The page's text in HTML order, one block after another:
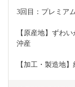
3回目：プレミア
【原産地】ずわ
沖産
【加工・製造地